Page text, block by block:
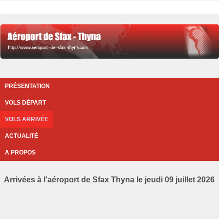
PRÉSENTATION
VOLS DÉPART
VOLS ARRIVÉE
ACTUALITÉ
A PROPOS
Arrivées à l'aéroport de Sfax Thyna le jeudi 09 juillet 2026